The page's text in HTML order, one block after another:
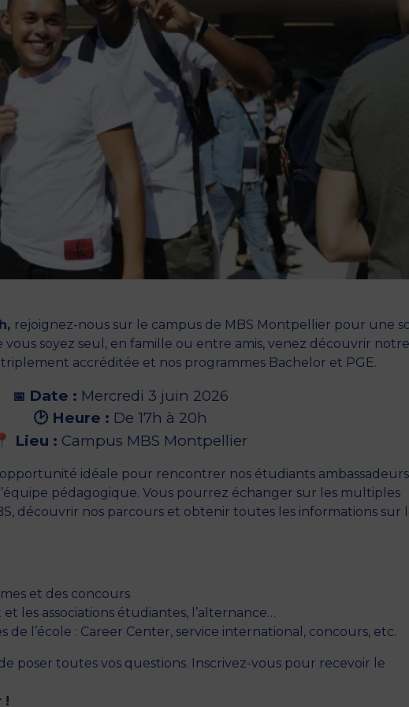
rejoignez-nous sur le campus de MBS Montpellier pour une
vous soyez seul, en famille ou entre amis, venez découvrir notre
accréditée et nos programmes Bachelor et PGE.
📅 Date : Mercredi 3 juin 2026
🕑 Heure : De 17h à 20h
Lieu : Campus MBS Montpellier
idéale pour rencontrer nos étudiants
pédagogique. Vous pourrez échanger sur les multiples
découvrir nos parcours et obtenir toutes les informations sur
et des concours
les associations étudiantes, l’alternance…
de l’école : Career Center, service international, concours, etc.
poser toutes vos questions. Inscrivez-vous pour recevoir le
!